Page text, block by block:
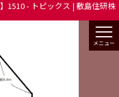
- トピックス | 敷島住研株